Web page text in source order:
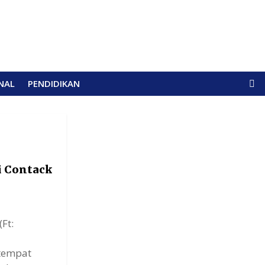
PENDIDIKAN
Contack